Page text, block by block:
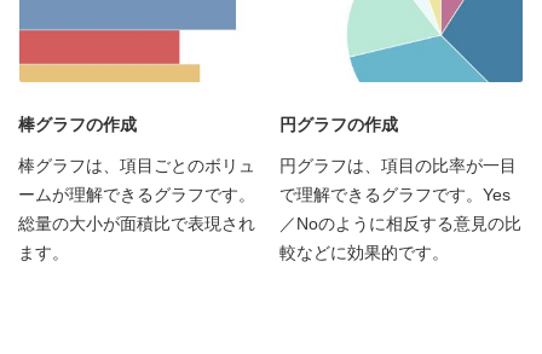
棒グラフの作成
棒グラフは、項目ごとのボリュ
ームが理解できるグラフです。
総量の大小が面積比で表現され
ます。
円グラフの作成
円グラフは、項目の比率が一目
で理解できるグラフです。Yes
／Noのように相反する意見の比
較などに効果的です。